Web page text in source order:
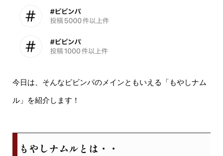
今日は、そんなピビンパのメインともいえる「もやしナム
ル」を紹介します！
もやしナムルとは・・